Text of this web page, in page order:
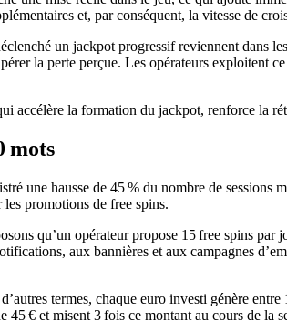
et, par conséquent, la vitesse de
un jackpot progressif reviennent dans
la perte perçue. Les opérateurs exploitent
accélère la formation du jackpot, renforce la
mots
une hausse de 45 % du nombre de sessions
les promotions de free spins.
qu’un opérateur propose 15 free spins
aux bannières et aux campagnes
termes, chaque euro investi génère
€ et misent 3 fois ce montant au cours de la